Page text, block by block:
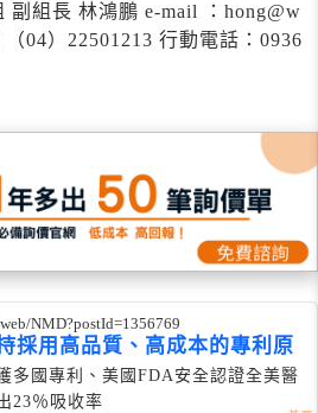
副組長 林鴻鵬 e-mail ：hong@w
04）22501213 行動電話：0936
NMD?postId=1356769
採用高品質、高成本的專利原
多國專利、美國FDA安全認證全美醫
23％吸收率